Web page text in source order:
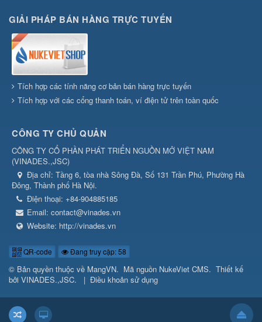
GIẢI PHÁP BÁN HÀNG TRỰC TUYẾN
Tích hợp các tính năng cơ bản bán hàng trực tuyến
Tích hợp với các cổng thanh toán, ví điện tử trên toàn quốc
CÔNG TY CHỦ QUẢN
CÔNG TY CỔ PHẦN PHÁT TRIỂN NGUỒN MỞ VIỆT NAM
(VINADES.,JSC)
Địa chỉ: Tầng 6, tòa nhà Sông Đà, Số 131 Trần Phú, Phường Hà
Đông, Thành phố Hà Nội.
Điện thoại: +84-904885185
Email: contact@vinades.vn
Website: http://vinades.vn
QR-code Đang truy cập: 58
© Bản quyền thuộc về MangVN. Mã nguồn NukeViet CMS. Thiết kế
bởi VINADES.,JSC. | Điều khoản sử dụng